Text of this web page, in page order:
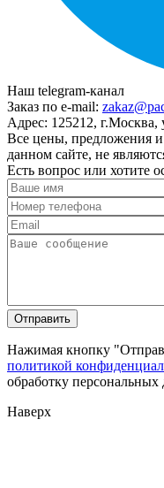
Наш telegram-канал
Заказ по e-mail:
Адрес: 125212,
Все цены, предложения
данном сайте, не
Есть вопрос или хотите
Нажимая кнопку
политикой
обработку
Наверх